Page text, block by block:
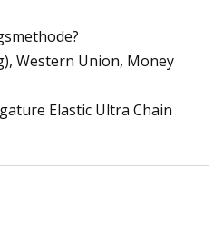
Western Union, Money